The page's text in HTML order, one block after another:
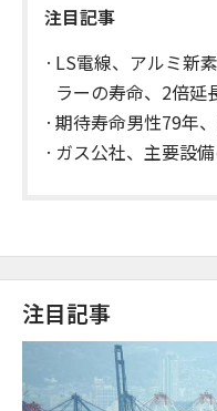
注目記事
LS電線、アルミ新
ラーの寿命、2倍延
期待寿命男性79年
ガス公社、主要設
注目記事